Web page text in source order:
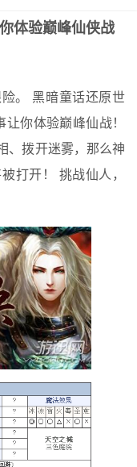
体验巅峰仙侠战
。 黑暗童话还原世
你体验巅峰仙战！
、拨开迷雾，那么神
打开！ 挑战仙人，